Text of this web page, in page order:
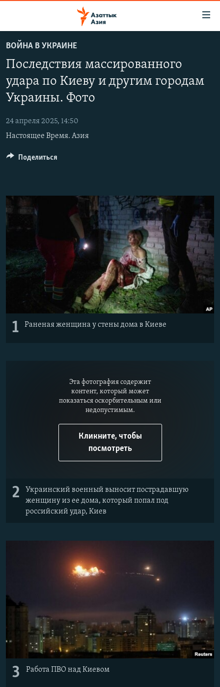
Вернуться
основному
содержанию
Вернутся
навигации
Вернутся
поиску
КАЗАХСТАН
КЫРГЫЗСТАН
УЗБЕКИСТАН
ТАДЖИКИСТАН
НОВОСТИ
ВОЙНА В УКРАИНЕ
НА ДРУГИХ ЯЗЫКАХ
ҚАЗАҚША
КЫРГЫЗЧА
ЎЗБЕКЧА
TÜRKMENÇE
ПОДПИШИТЕСЬ НА НАС В СОЦСЕТЯХ
ВОЙНА В УКРАИНЕ
Последствия массированного
удара по Киеву и другим городам
Украины. Фото
24 апреля 2025, 14:50
Настоящее Время. Азия
1 Раненая женщина у стены дома в Киеве
Эта фотография содержит
контент, который может
показаться оскорбительным или
недопустимым.
Кликните, чтобы
посмотреть
2
Украинский военный выносит пострадавшую
женщину из ее дома, который попал под
российский удар, Киев
3 Работа ПВО над Киевом
Поделиться